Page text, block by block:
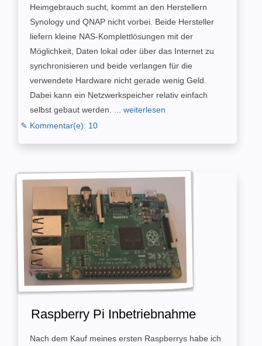
Heimgebrauch sucht, kommt an den Herstellern
Synology und QNAP nicht vorbei. Beide Hersteller
liefern kleine NAS-Komplettlösungen mit der
Möglichkeit, Daten lokal oder über das Internet zu
synchronisieren und beide verlangen für die
verwendete Hardware nicht gerade wenig Geld.
Dabei kann ein Netzwerkspeicher relativ einfach
selbst gebaut werden.
... weiterlesen
✎ Kommentar(e): 10
Raspberry Pi Inbetriebnahme
Nach dem Kauf meines ersten Raspberrys habe ich